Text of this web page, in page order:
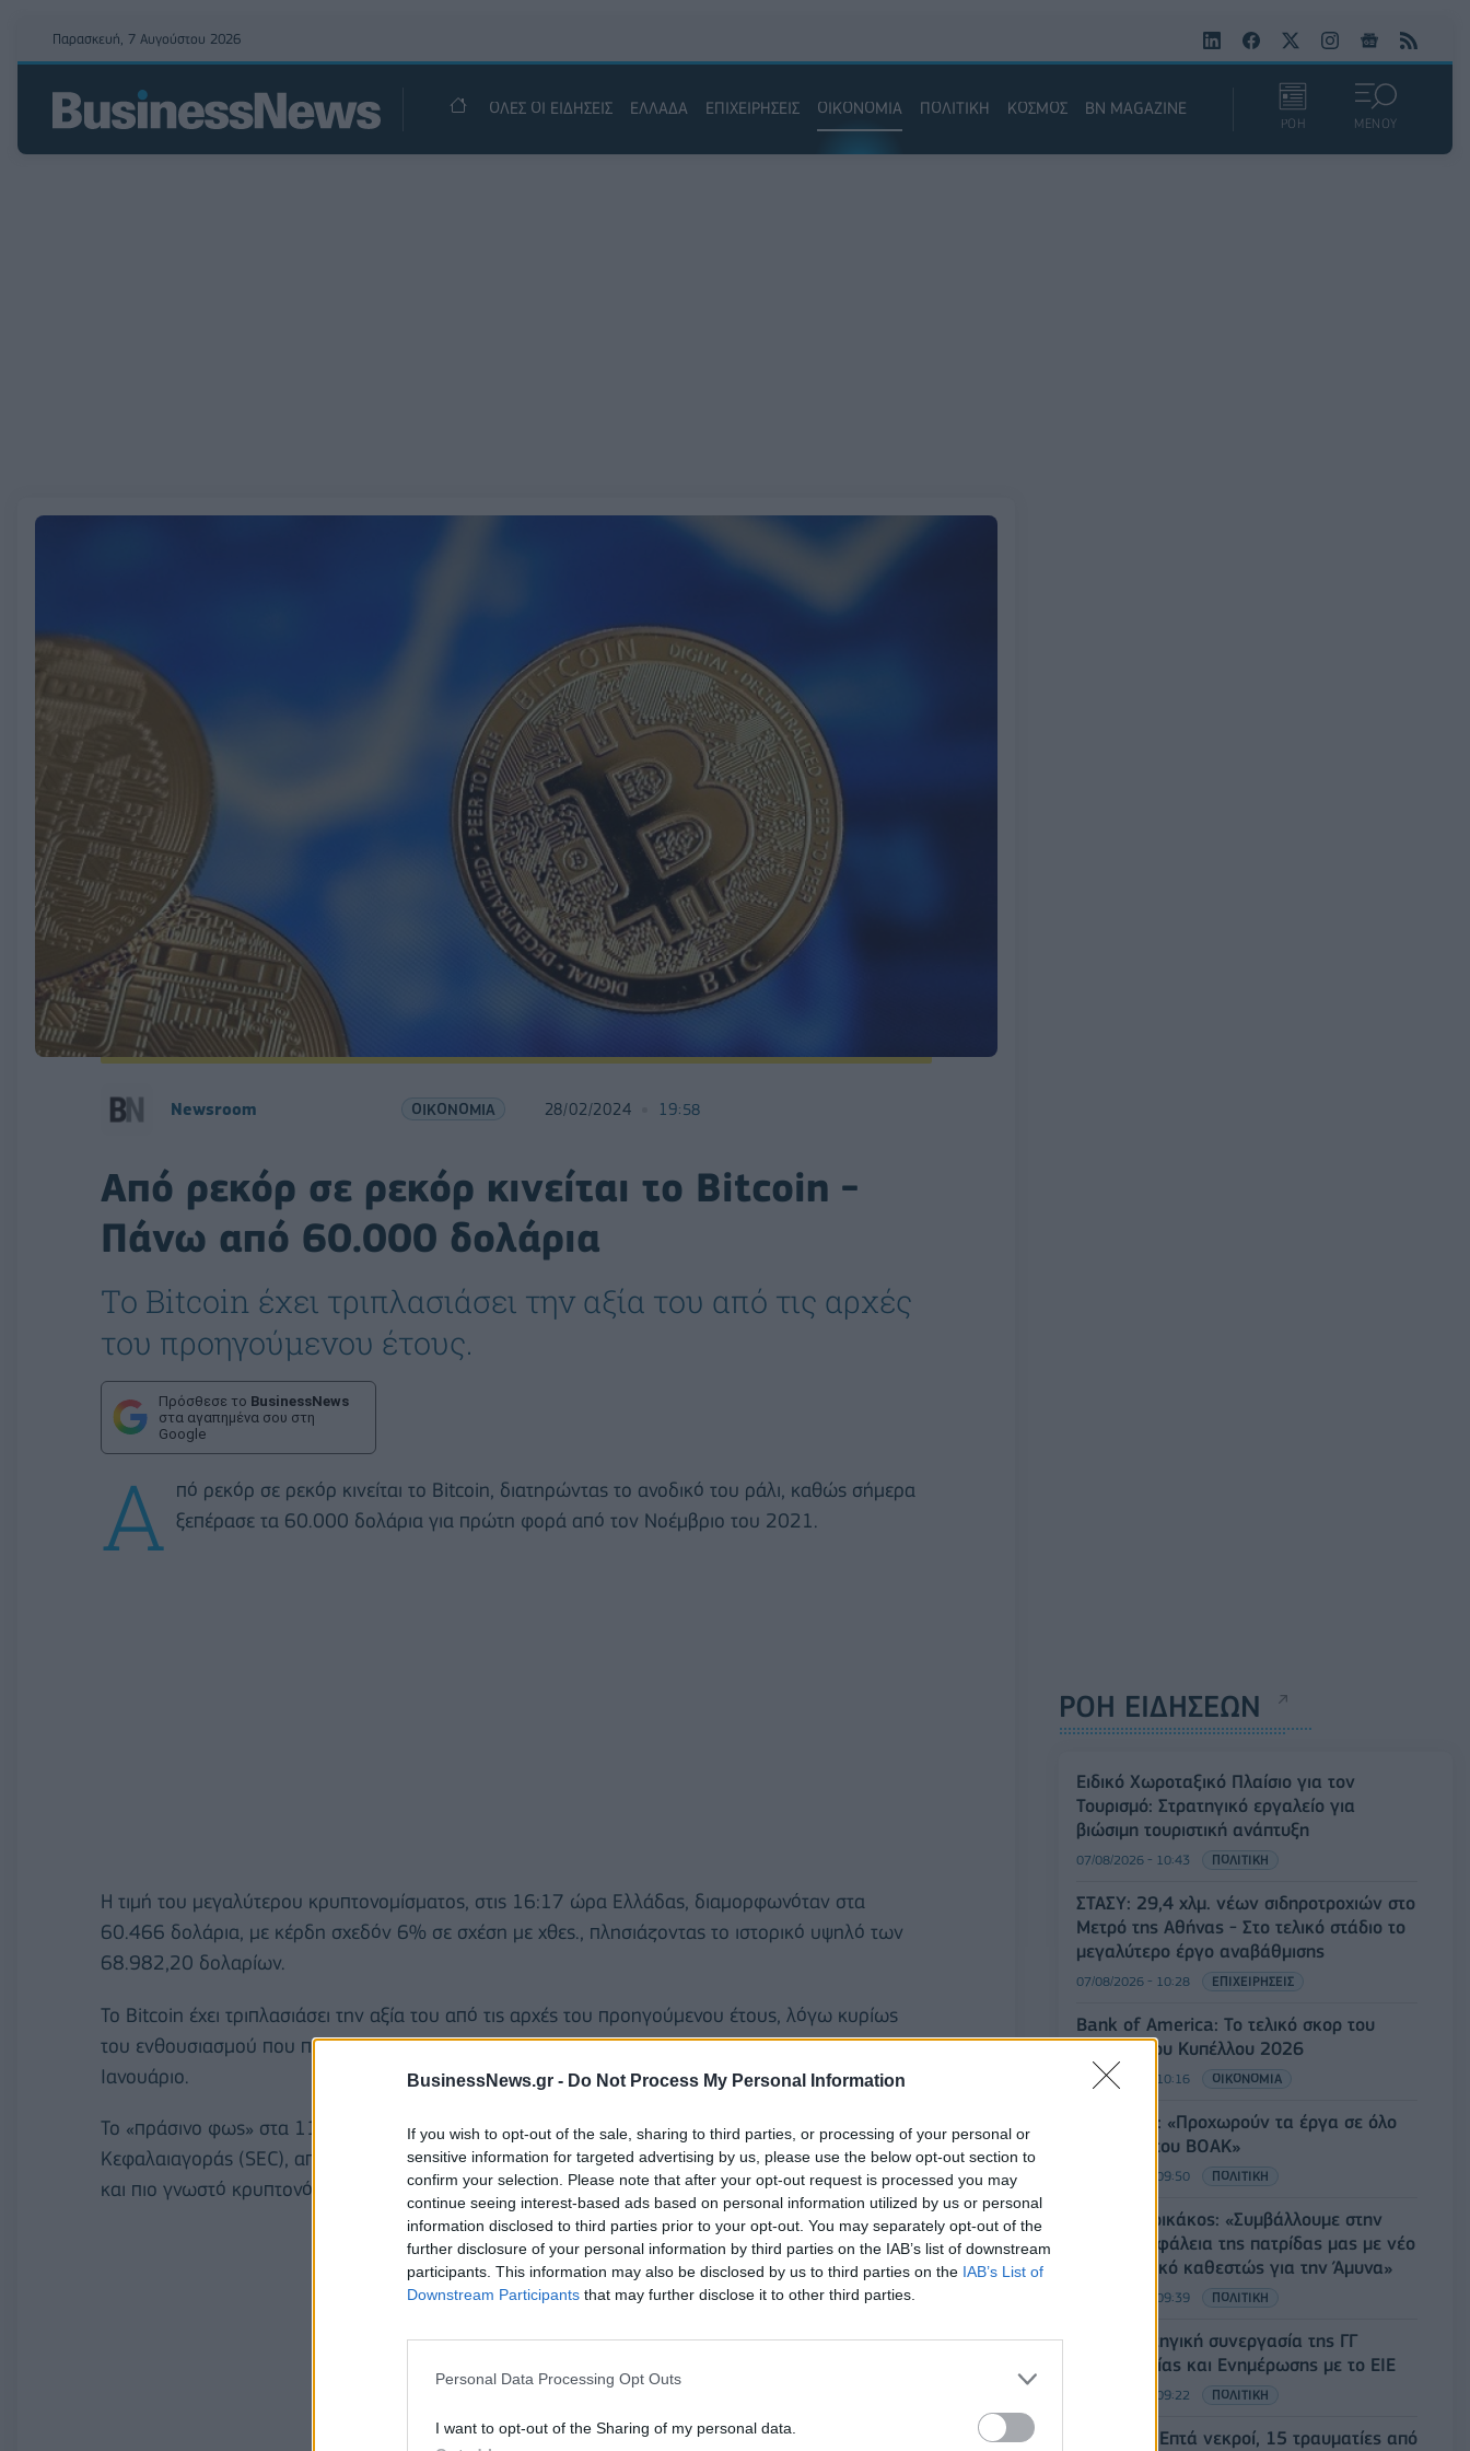
BusinessNews.gr - Do Not Process My Personal Information
If you wish to opt-out of the sale, sharing to third parties, or processing of your personal or
sensitive information for targeted advertising by us, please use the below opt-out section to
confirm your selection. Please note that after your opt-out request is processed you may
continue seeing interest-based ads based on personal information utilized by us or personal
information disclosed to third parties prior to your opt-out. You may separately opt-out of the
further disclosure of your personal information by third parties on the IAB’s list of downstream
participants. This information may also be disclosed by us to third parties on the IAB’s List of
Downstream Participants that may further disclose it to other third parties.
Personal Data Processing Opt Outs
I want to opt-out of the Sharing of my personal data.
Παρασκευή, 7 Αυγούστου 2026
ΟΛΕΣ ΟΙ ΕΙΔΗΣΕΙΣ ΕΛΛΑΔΑ ΕΠΙΧΕΙΡΗΣΕΙΣ ΟΙΚΟΝΟΜΙΑ ΠΟΛΙΤΙΚΗ ΚΟΣΜΟΣ BN MAGAZINE
ΡΟΗ ΜΕΝΟΥ
Newsroom ΟΙΚΟΝΟΜΙΑ 28/02/2024 19:58
Από ρεκόρ σε ρεκόρ κινείται το Bitcoin -
Πάνω από 60.000 δολάρια
Το Bitcoin έχει τριπλασιάσει την αξία του από τις αρχές
του προηγούμενου έτους.
Πρόσθεσε το BusinessNews
στα αγαπημένα σου στη
Google
Α πό ρεκόρ σε ρεκόρ κινείται το Bitcoin, διατηρώντας το ανοδικό του ράλι, καθώς σήμερα
ξεπέρασε τα 60.000 δολάρια για πρώτη φορά από τον Νοέμβριο του 2021.
Η τιμή του μεγαλύτερου κρυπτονομίσματος, στις 16:17 ώρα Ελλάδας, διαμορφωνόταν στα
60.466 δολάρια, με κέρδη σχεδόν 6% σε σχέση με χθες., πλησιάζοντας το ιστορικό υψηλό των
68.982,20 δολαρίων.
Το Bitcoin έχει τριπλασιάσει την αξία του από τις αρχές του προηγούμενου έτους, λόγω κυρίως
του ενθουσιασμού που πυροδότησε μια σειρά από ETF που ξεκίνησαν να διαπραγματεύονται τον
Ιανουάριο.
Το «πράσινο φως» στα 11 ETFs, που έδωσε στις 10 Ιανουαρίου η αμερικανική Επιτροπή
Κεφαλαιαγοράς (SEC), αποτέλεσε σύμφωνα με αναλυτές σημείο καμπής τόσο για το μεγαλύτερο
και πιο γνωστό κρυπτονόμισμα στον κόσμο, όσο και συνολικά για την αγορά των cryptos.
ΡΟΗ ΕΙΔΗΣΕΩΝ
Ειδικό Χωροταξικό Πλαίσιο για τον
Τουρισμό: Στρατηγικό εργαλείο για
βιώσιμη τουριστική ανάπτυξη
07/08/2026 - 10:43 ΠΟΛΙΤΙΚΗ
ΣΤΑΣΥ: 29,4 χλμ. νέων σιδηροτροχιών στο
Μετρό της Αθήνας - Στο τελικό στάδιο το
μεγαλύτερο έργο αναβάθμισης
07/08/2026 - 10:28 ΕΠΙΧΕΙΡΗΣΕΙΣ
Bank of America: Το τελικό σκορ του
Παγκοσμίου Κυπέλλου 2026
07/08/2026 - 10:16 ΟΙΚΟΝΟΜΙΑ
Χρ. Δήμας: «Προχωρούν τα έργα σε όλο
το μήκος του ΒΟΑΚ»
07/08/2026 - 09:50 ΠΟΛΙΤΙΚΗ
Τ. Θεοδωρικάκος: «Συμβάλλουμε στην
εθνική ασφάλεια της πατρίδας μας με νέο
αναπτυξιακό καθεστώς για την Άμυνα»
07/08/2026 - 09:39 ΠΟΛΙΤΙΚΗ
Νέα στρατηγική συνεργασία της ΓΓ
Επικοινωνίας και Ενημέρωσης με το ΕΙΕ
07/08/2026 - 09:22 ΠΟΛΙΤΙΚΗ
Ταϊλάνδη: Επτά νεκροί, 15 τραυματίες από